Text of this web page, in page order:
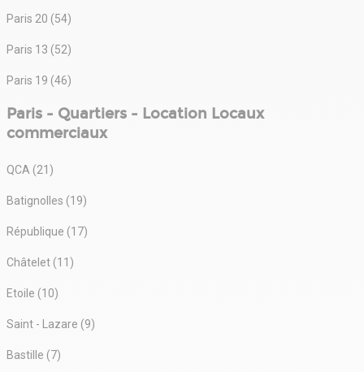
Paris 20 (54)
Paris 13 (52)
Paris 19 (46)
Paris - Quartiers - Location Locaux
commerciaux
QCA (21)
Batignolles (19)
République (17)
Châtelet (11)
Etoile (10)
Saint - Lazare (9)
Bastille (7)